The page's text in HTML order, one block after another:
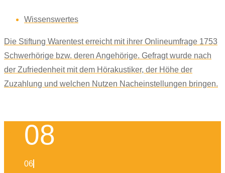
Wissenswertes
Die Stiftung Warentest erreicht mit ihrer Onlineumfrage 1753
Schwerhörige bzw. deren Angehörige. Gefragt wurde nach
der Zufriedenheit mit dem Hörakustiker, der Höhe der
Zuzahlung und welchen Nutzen Nacheinstellungen bringen.
08
06